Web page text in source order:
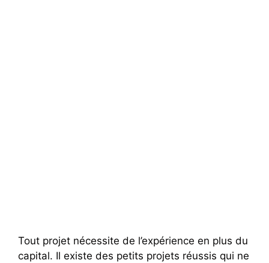
Tout projet nécessite de l’expérience en plus du
capital. Il existe des petits projets réussis qui ne